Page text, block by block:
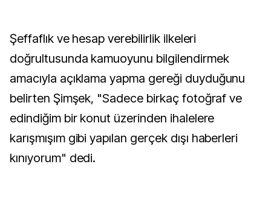
Şeffaflık ve hesap verebilirlik ilkeleri
doğrultusunda kamuoyunu bilgilendirmek
amacıyla açıklama yapma gereği duyduğunu
belirten Şimşek, "Sadece birkaç fotoğraf ve
edindiğim bir konut üzerinden ihalelere
karışmışım gibi yapılan gerçek dışı haberleri
kınıyorum" dedi.